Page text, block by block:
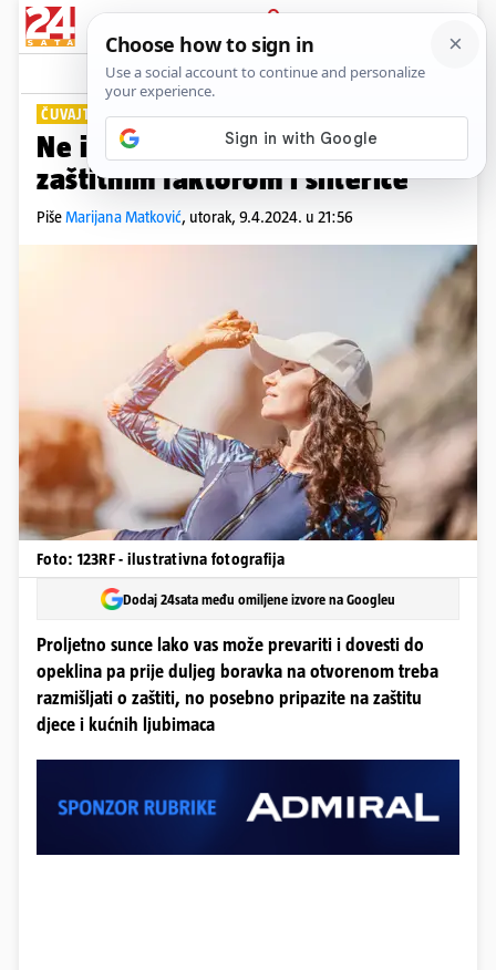
PRIJAVA
Lifestyle Komentari
ČUVAJTE SE UV ZRAČENJA
Ne idite u prirodu bez kreme sa
zaštitnim faktorom i šilterice
PišeMarijana Matković, utorak, 9.4.2024. u 21:56
Foto: 123RF - ilustrativna fotografija
Dodaj 24sata među omiljene izvore na Googleu
Proljetno sunce lako vas može prevariti i dovesti do
opeklina pa prije duljeg boravka na otvorenom treba
razmišljati o zaštiti, no posebno pripazite na zaštitu
djece i kućnih ljubimaca